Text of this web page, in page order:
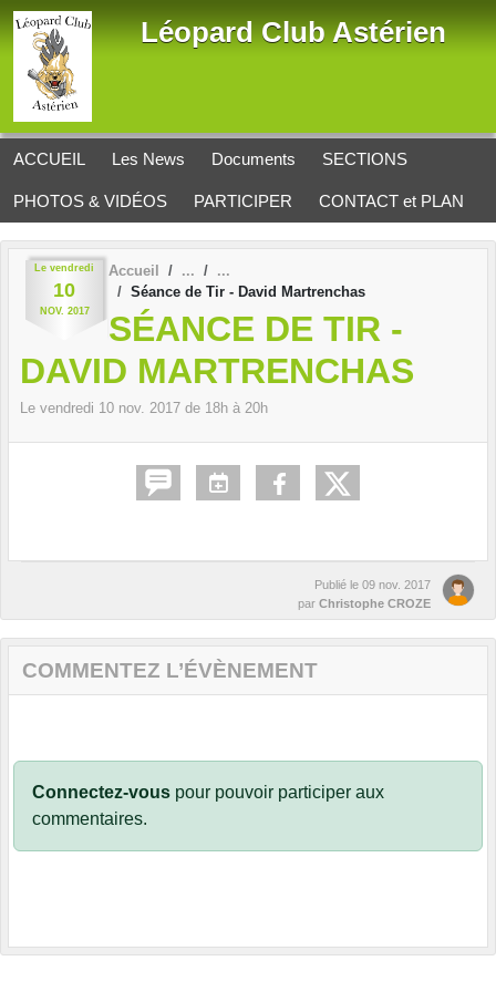
Léopard Club Astérien
ACCUEIL Les News Documents SECTIONS
PHOTOS & VIDÉOS PARTICIPER CONTACT et PLAN
Le vendredi
10
NOV. 2017
Accueil
Séance de Tir - David Martrenchas
SÉANCE DE TIR -
DAVID MARTRENCHAS
Le vendredi 10 nov. 2017 de 18h à 20h
Publié le 09 nov. 2017
par Christophe CROZE
COMMENTEZ L’ÉVÈNEMENT
Connectez-vous pour pouvoir participer aux
commentaires.
Panneau de gestion des cookies